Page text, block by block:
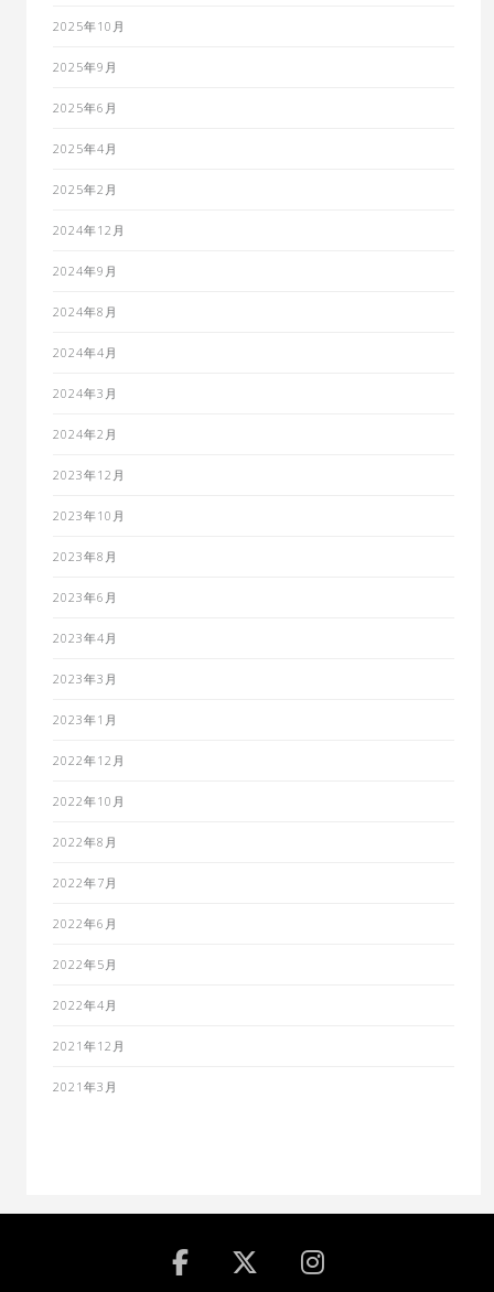
2025年10月
2025年9月
2025年6月
2025年4月
2025年2月
2024年12月
2024年9月
2024年8月
2024年4月
2024年3月
2024年2月
2023年12月
2023年10月
2023年8月
2023年6月
2023年4月
2023年3月
2023年1月
2022年12月
2022年10月
2022年8月
2022年7月
2022年6月
2022年5月
2022年4月
2021年12月
2021年3月